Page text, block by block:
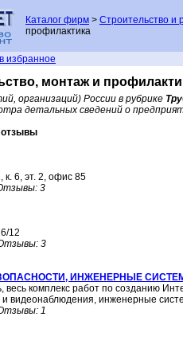
Каталог фирм > Строительство и
профилактика
избранное
монтаж и
организаций) России в рубрике
детальных сведений о
отзывы
к. 6, эт. 2, офис 85
3
12
3
ИНЖЕНЕРНЫЕ
комплекс работ по созданию
видеонаблюдения, инженерные
1